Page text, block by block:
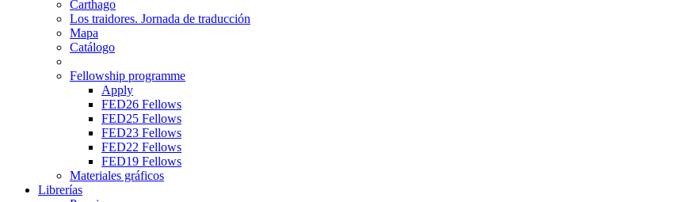
Carthago
Los traidores. Jornada de traducción
Mapa
Catálogo
Fellowship programme
Apply
FED26 Fellows
FED25 Fellows
FED23 Fellows
FED22 Fellows
FED19 Fellows
Materiales gráficos
Librerías